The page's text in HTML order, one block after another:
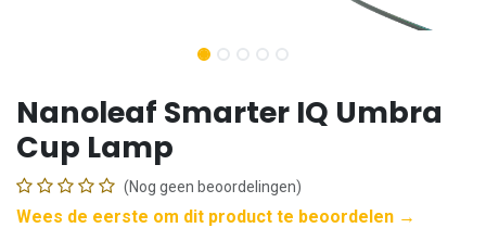
Nanoleaf Smarter IQ Umbra
Cup Lamp
(Nog geen beoordelingen)
Wees de eerste om dit product te beoordelen →